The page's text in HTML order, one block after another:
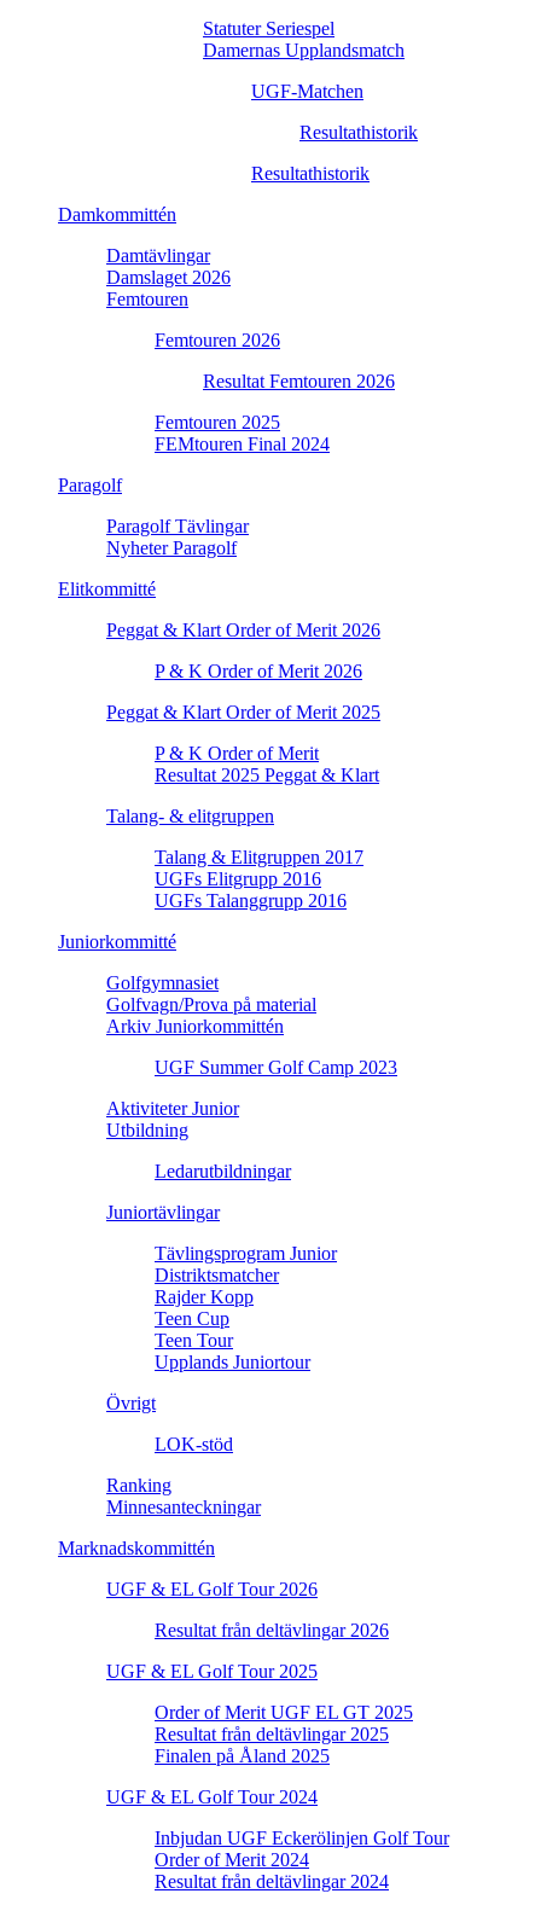
Statuter Seriespel
Damernas Upplandsmatch
UGF-Matchen
Resultathistorik
Resultathistorik
Damkommittén
Damtävlingar
Damslaget 2026
Femtouren
Femtouren 2026
Resultat Femtouren 2026
Femtouren 2025
FEMtouren Final 2024
Paragolf
Paragolf Tävlingar
Nyheter Paragolf
Elitkommitté
Peggat & Klart Order of Merit 2026
P & K Order of Merit 2026
Peggat & Klart Order of Merit 2025
P & K Order of Merit
Resultat 2025 Peggat & Klart
Talang- & elitgruppen
Talang & Elitgruppen 2017
UGFs Elitgrupp 2016
UGFs Talanggrupp 2016
Juniorkommitté
Golfgymnasiet
Golfvagn/Prova på material
Arkiv Juniorkommittén
UGF Summer Golf Camp 2023
Aktiviteter Junior
Utbildning
Ledarutbildningar
Juniortävlingar
Tävlingsprogram Junior
Distriktsmatcher
Rajder Kopp
Teen Cup
Teen Tour
Upplands Juniortour
Övrigt
LOK-stöd
Ranking
Minnesanteckningar
Marknadskommittén
UGF & EL Golf Tour 2026
Resultat från deltävlingar 2026
UGF & EL Golf Tour 2025
Order of Merit UGF EL GT 2025
Resultat från deltävlingar 2025
Finalen på Åland 2025
UGF & EL Golf Tour 2024
Inbjudan UGF Eckerölinjen Golf Tour
Order of Merit 2024
Resultat från deltävlingar 2024